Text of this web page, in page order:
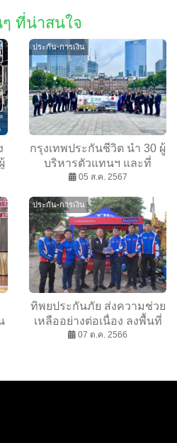
ที่น่าสนใจ
ประกัน-การเงิน
กรุงเทพประกันชีวิต นำ 30 ผู้
บริหารตัวแทนฯ และที่
ปรึกษาทางการเงินระดับ
Nippon Life Tokyo Head
Office พร้อมร่วมงาน
Nissay Super Grand Prix
2024 และงาน International
Grand Prix 2024 ณ กรุง
โตเกียว ประเทศญี่ปุ่น
05 ส.ค. 2567
ประกัน-การเงิน
ทิพยประกันภัย ส่งความช่วย
เหลืออย่างต่อเนื่อง ลงพื้นที่
ช่วยเหลือผู้ประสบภัยน้ำท่วม
07 ต.ค. 2566